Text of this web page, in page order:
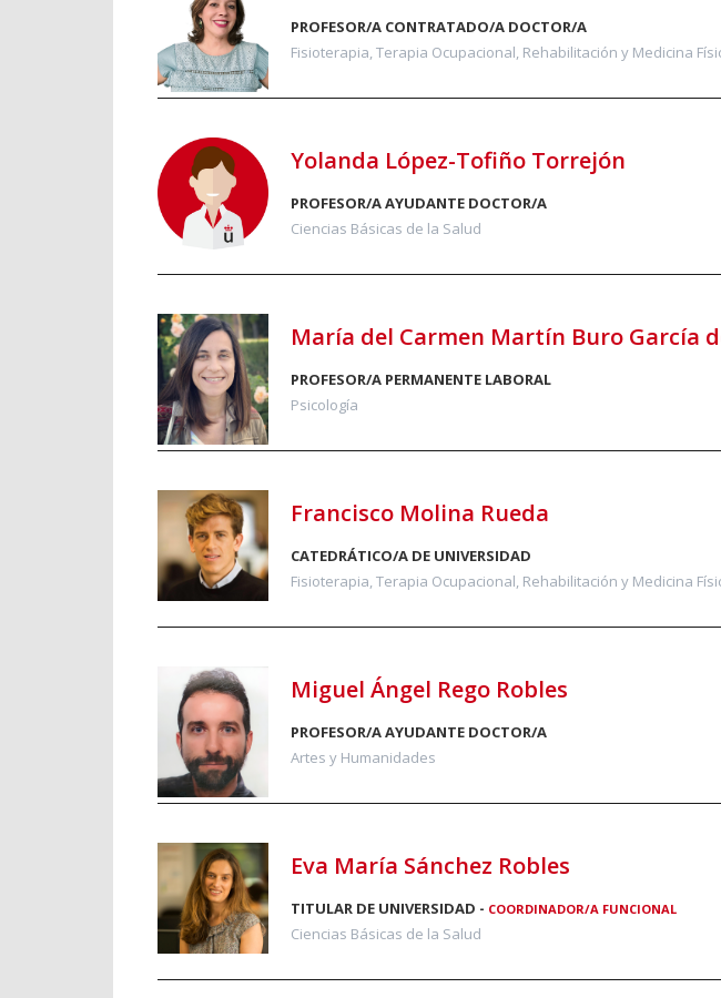
PROFESOR/A CONTRATADO/A DOCTOR/A
Fisioterapia, Terapia Ocupacional, Rehabilitación y Medicina
Yolanda López-Tofiño Torrejón
PROFESOR/A AYUDANTE DOCTOR/A
Ciencias Básicas de la Salud
María del Carmen Martín Buro García
PROFESOR/A PERMANENTE LABORAL
Psicología
Francisco Molina Rueda
CATEDRÁTICO/A DE UNIVERSIDAD
Fisioterapia, Terapia Ocupacional, Rehabilitación y Medicina
Miguel Ángel Rego Robles
PROFESOR/A AYUDANTE DOCTOR/A
Artes y Humanidades
Eva María Sánchez Robles
TITULAR DE UNIVERSIDAD - COORDINADOR/A FUNCIONAL
Ciencias Básicas de la Salud